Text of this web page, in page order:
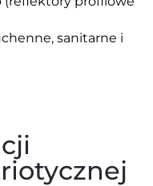
sanitarne i